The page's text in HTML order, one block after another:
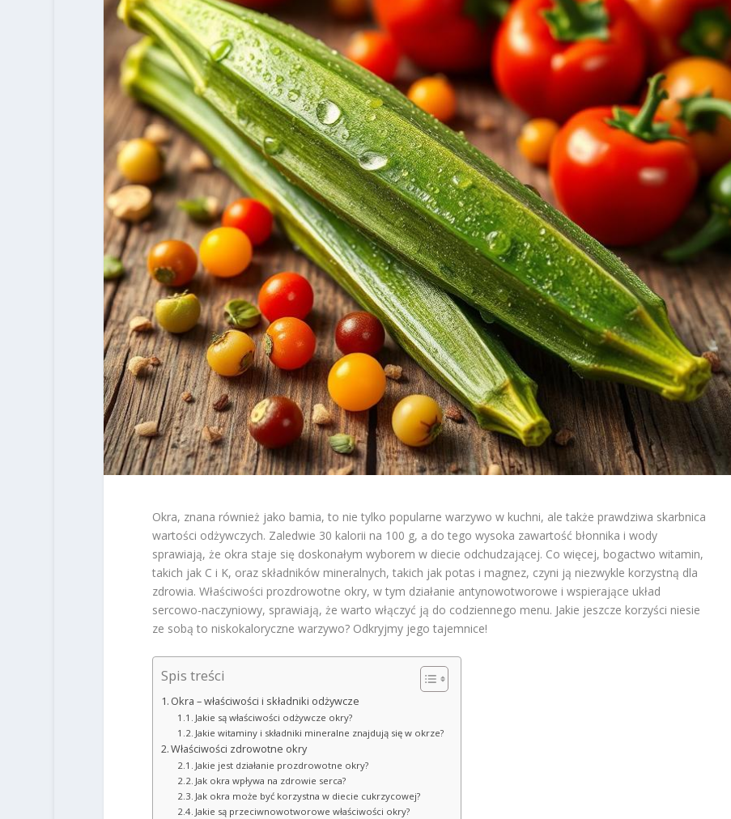
Okra, znana również jako bamia, to nie tylko popularne warzywo w kuchni, ale także prawdziwa skarbnica
wartości odżywczych. Zaledwie 30 kalorii na 100 g, a do tego wysoka zawartość błonnika i wody
sprawiają, że okra staje się doskonałym wyborem w diecie odchudzającej. Co więcej, bogactwo witamin,
takich jak C i K, oraz składników mineralnych, takich jak potas i magnez, czyni ją niezwykle korzystną dla
zdrowia. Właściwości prozdrowotne okry, w tym działanie antynowotworowe i wspierające układ
sercowo-naczyniowy, sprawiają, że warto włączyć ją do codziennego menu. Jakie jeszcze korzyści niesie
ze sobą to niskokaloryczne warzywo? Odkryjmy jego tajemnice!
Spis treści
Okra – właściwości i składniki odżywcze
Jakie są właściwości odżywcze okry?
Jakie witaminy i składniki mineralne znajdują się w okrze?
Właściwości zdrowotne okry
Jakie jest działanie prozdrowotne okry?
Jak okra wpływa na zdrowie serca?
Jak okra może być korzystna w diecie cukrzycowej?
Jakie są przeciwnowotworowe właściwości okry?